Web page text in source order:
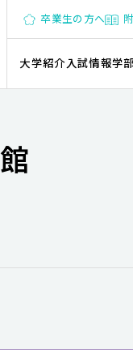
卒業生の方へ
大学紹介入試情報学